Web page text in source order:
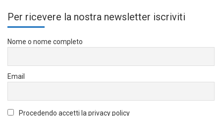
Per ricevere la nostra newsletter iscriviti
Nome o nome completo
Email
Procedendo accetti la privacy policy